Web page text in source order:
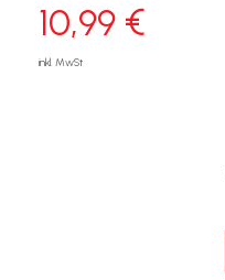
10,99 €
inkl. MwSt